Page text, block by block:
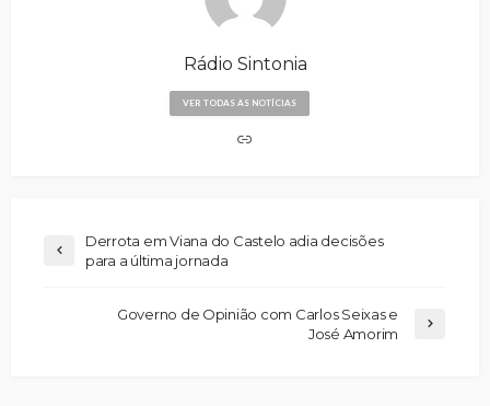
Rádio Sintonia
VER TODAS AS NOTÍCIAS
Derrota em Viana do Castelo adia decisões
para a última jornada
Governo de Opinião com Carlos Seixas e
José Amorim